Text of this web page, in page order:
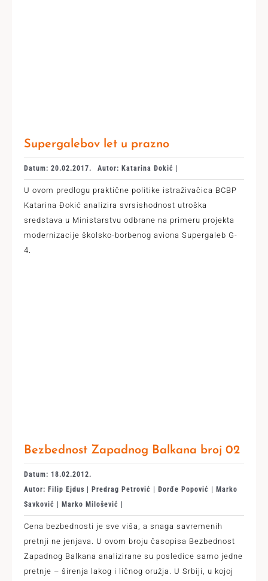
Supergalebov let u prazno
Datum: 20.02.2017. Autor: Katarina Đokić |
U ovom predlogu praktične politike istraživačica BCBP
Katarina Đokić analizira svrsishodnost utroška
sredstava u Ministarstvu odbrane na primeru projekta
modernizacije školsko-borbenog aviona Supergaleb G-
4.
Bezbednost Zapadnog Balkana broj 02
Datum: 18.02.2012.
Autor: Filip Ejdus | Predrag Petrović | Đorđe Popović | Marko
Savković | Marko Milošević |
Cena bezbednosti je sve viša, a snaga savremenih
pretnji ne jenjava. U ovom broju časopisa Bezbednost
Zapadnog Balkana analizirane su posledice samo jedne
pretnje – širenja lakog i ličnog oružja. U Srbiji, u kojoj